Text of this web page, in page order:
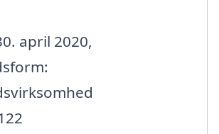
april 2020,